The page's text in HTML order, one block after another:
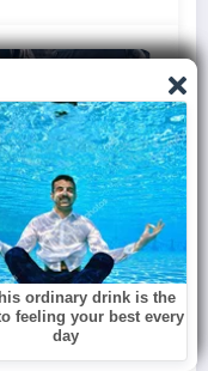
Lulinha